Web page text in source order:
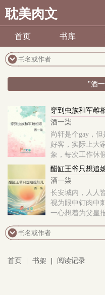
耽美肉文
首页 书库
"酒
穿到虫族和军雌
酒一柒
尚轩是个gay，
好客，实际上大
象，每次工作休
上。 没有办法，
醋缸王爷只想追
酒一柒
长安城内，人人
视为眼中钉肉中
一心想着为父皇
首页 书架 阅读记录